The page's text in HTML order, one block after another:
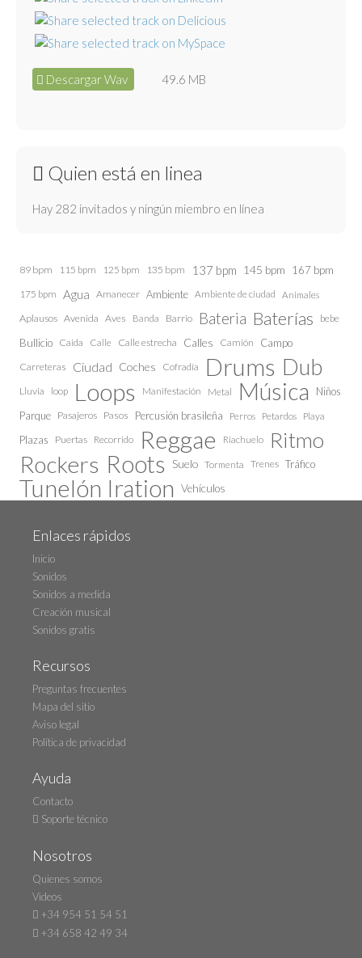
Descargar Wav 49.6 MB
Quien está en linea
Hay 282 invitados y ningún miembro en línea
89 bpm 115 bpm 125 bpm 135 bpm 137 bpm 145 bpm 167 bpm
175 bpm Agua Amanecer Ambiente Ambiente de ciudad Animales
Aplausos Avenida Aves Banda Barrio Bateria Baterías bebe
Bullicio Caida Calle Calle estrecha Calles Camión Campo
Carreteras Ciudad Coches Cofradía Drums Dub
Lluvia loop Loops Manifestación Metal Música
Niños
Parque Pasajeros Pasos Percusión brasileña Perros Petardos Playa
Plazas Puertas Recorrido Reggae Riachuelo Ritmo
Rockers Roots Suelo Tormenta Trenes Tráfico
Tunelón Iration Vehículos
Enlaces rápidos
Inicio
Sonidos
Sonidos a medida
Creación musical
Sonidos gratis
Recursos
Preguntas frecuentes
Mapa del sitio
Aviso legal
Política de privacidad
Ayuda
Contacto
Soporte técnico
Nosotros
Quienes somos
Videos
+34 954 51 54 51
+34 658 42 49 34